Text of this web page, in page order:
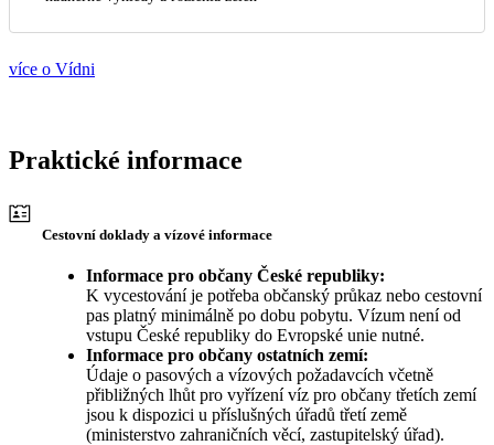
více o Vídni
Praktické informace
Cestovní doklady a vízové informace
Informace pro občany České republiky:
K vycestování je potřeba občanský průkaz nebo cestovní
pas platný minimálně po dobu pobytu. Vízum není od
vstupu České republiky do Evropské unie nutné.
Informace pro občany ostatních zemí:
Údaje o pasových a vízových požadavcích včetně
přibližných lhůt pro vyřízení víz pro občany třetích zemí
jsou k dispozici u příslušných úřadů třetí země
(ministerstvo zahraničních věcí, zastupitelský úřad).